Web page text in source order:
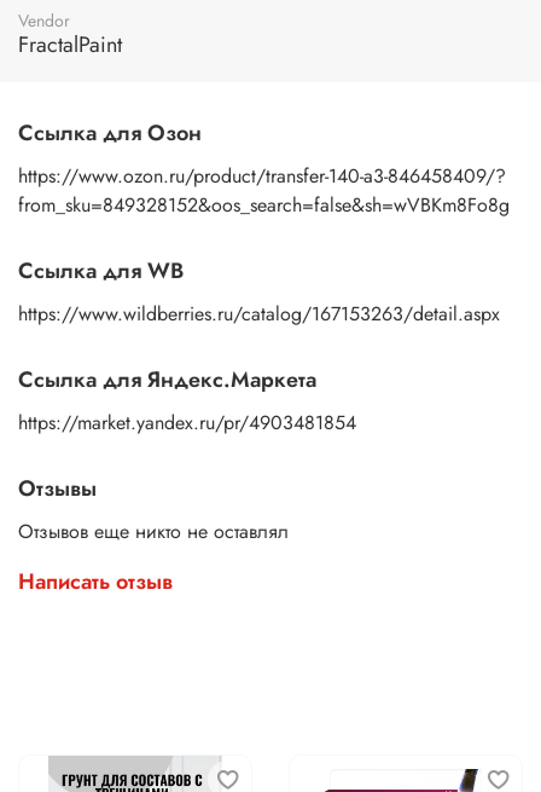
пальцами бумажную основу, сдвигаете ее на себя.
Рисунок остается на изделии. Сразу после нанесения
подойдет акриловый лак на водной основе, матовый,
глянцевый, полуглянцевый.
Vendor
FractalPaint
Ссылка для Озон
https://www.ozon.ru/product/transfer-140-a3-846458409/?
from_sku=849328152&oos_search=false&sh=wVBKm8Fo8g
Ссылка для WB
https://www.wildberries.ru/catalog/167153263/detail.aspx
Ссылка для Яндекс.Маркета
https://market.yandex.ru/pr/4903481854
Отзывы
Отзывов еще никто не оставлял
Написать отзыв